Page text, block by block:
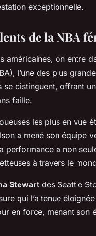
exceptionnelle.
de la NBA
américaines, on entre
l’une des plus
se distinguent, offrant
faille.
les plus en vue
a mené son équipe
performance a non
à travers le
Stewart des Seattle
qui l’a tenue
en force, menant son